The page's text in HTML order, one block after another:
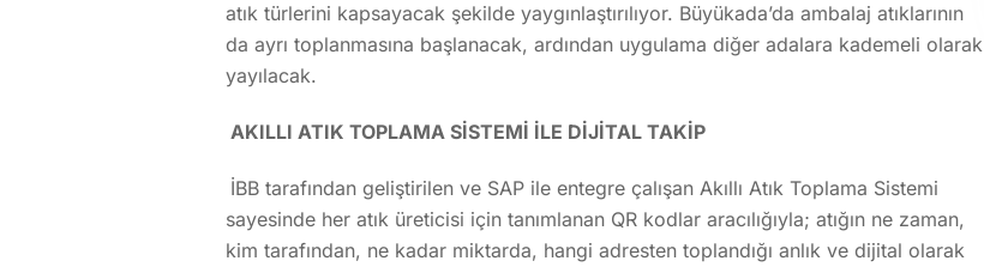
atık türlerini kapsayacak şekilde yaygınlaştırılıyor. Büyükada’da ambalaj atıklarının
da ayrı toplanmasına başlanacak, ardından uygulama diğer adalara kademeli olarak
yayılacak.
AKILLI ATIK TOPLAMA SİSTEMİ İLE DİJİTAL TAKİP
İBB tarafından geliştirilen ve SAP ile entegre çalışan Akıllı Atık Toplama Sistemi
sayesinde her atık üreticisi için tanımlanan QR kodlar aracılığıyla; atığın ne zaman,
kim tarafından, ne kadar miktarda, hangi adresten toplandığı anlık ve dijital olarak